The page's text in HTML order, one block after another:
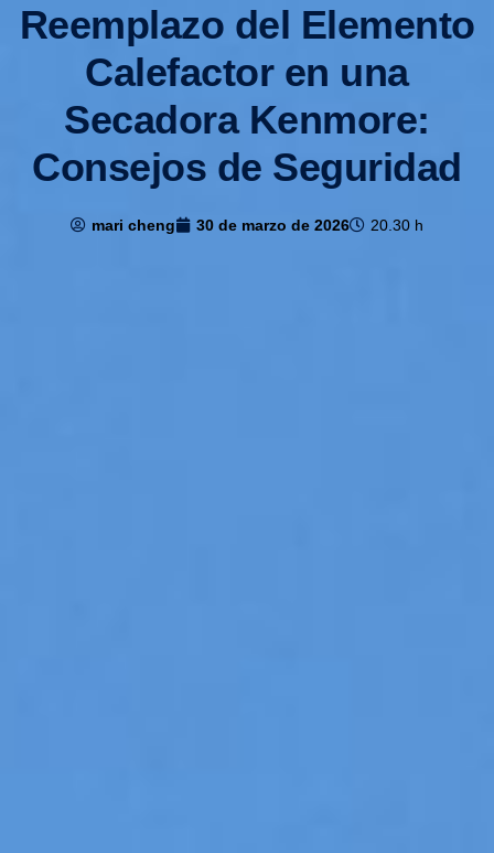
Reemplazo del Elemento
Calefactor en una
Secadora Kenmore:
Consejos de Seguridad
mari cheng 30 de marzo de 2026 20.30 h